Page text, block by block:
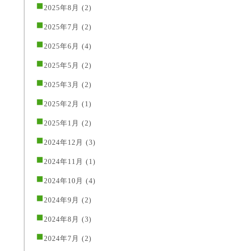
2025年8月 (2)
2025年7月 (2)
2025年6月 (4)
2025年5月 (2)
2025年3月 (2)
2025年2月 (1)
2025年1月 (2)
2024年12月 (3)
2024年11月 (1)
2024年10月 (4)
2024年9月 (2)
2024年8月 (3)
2024年7月 (2)